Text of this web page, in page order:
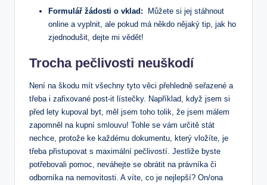
Formulář žádosti o ⁣vklad: ⁤ Můžete si jej stáhnout
online a vyplnit, ale pokud má ⁣někdo nějaký tip, jak⁣ ho
⁣zjednodušit, dejte mi vědět!
Trocha pečlivosti neuškodí
Není ⁣na ‌škodu mít všechny tyto věci přehledně seřazené a
třeba‌ i zafixované post-it lístečky. ‍Například, když jsem si
před lety kupoval byt,⁤ měl jsem toho tolik, že jsem​ málem
zapomněl‍ na kupní ​smlouvu!‍ Tohle se vám určitě ⁣stát
nechce, ⁤protože ke ⁢každému dokumentu, který vložíte, je
třeba⁣ přistupovat s maximální pečlivostí. Jestliže byste
potřebovali​ pomoc, ⁤neváhejte se obrátit ‌na ⁤právníka či
odborníka na nemovitosti. A víte, co je ⁣nejlepší? On/ona